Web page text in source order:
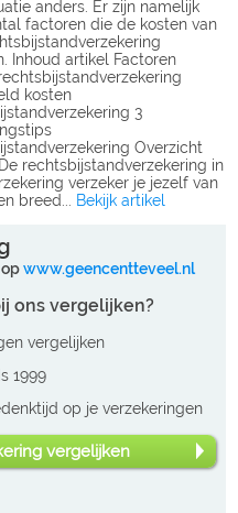
anders. Er zijn namelijk
factoren die de kosten van
Inhoud artikel Factoren
kosten
3
Overzicht
rechtsbijstandverzekering in
verzeker je jezelf van
breed...
Bekijk artikel
www.geencentteveel.nl
ons vergelijken?
vergelijken
1999
op je verzekeringen
vergelijken